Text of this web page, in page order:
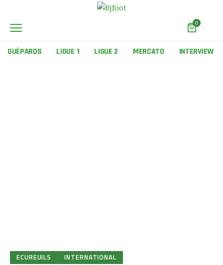
0
GUÉPARDS LIGUE 1 LIGUE 2 MERCATO INTERVIEW
ECUREUILS INTERNATIONAL